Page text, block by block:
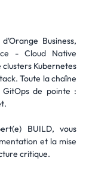
Business,
- Cloud Native
Kubernetes
Toute la chaîne
GitOps de pointe :
BUILD, vous
et la mise
critique.